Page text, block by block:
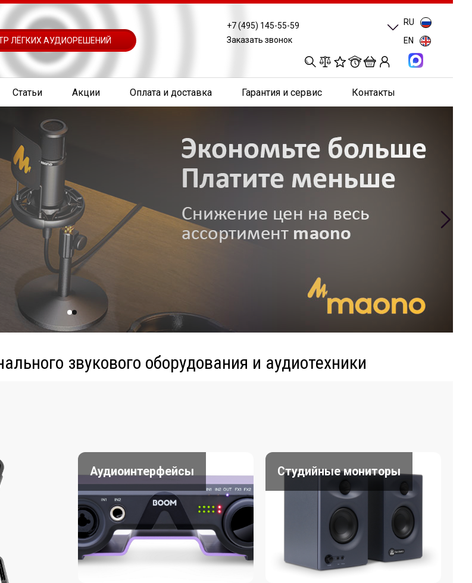
ЛЁГКИХ АУДИОРЕШЕНИЙ
+7 (495) 145-55-59
Заказать звонок
0
RU
EN
Статьи Акции Оплата и доставка Гарантия и сервис Контакты
звукового оборудования и аудиотехники
Аудиоинтерфейсы Студийные мониторы